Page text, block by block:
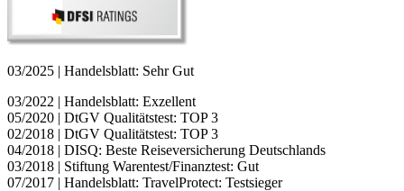
03/2025 | Handelsblatt: Sehr Gut
03/2022 | Handelsblatt: Exzellent
05/2020 | DtGV Qualitätstest: TOP 3
02/2018 | DtGV Qualitätstest: TOP 3
04/2018 | DISQ: Beste Reiseversicherung Deutschlands
03/2018 | Stiftung Warentest/Finanztest: Gut
07/2017 | Handelsblatt: TravelProtect: Testsieger